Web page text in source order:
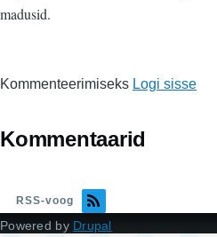
madusid.
Kommenteerimiseks Logi sisse
Kommentaarid
RSS-voog
Powered by Drupal